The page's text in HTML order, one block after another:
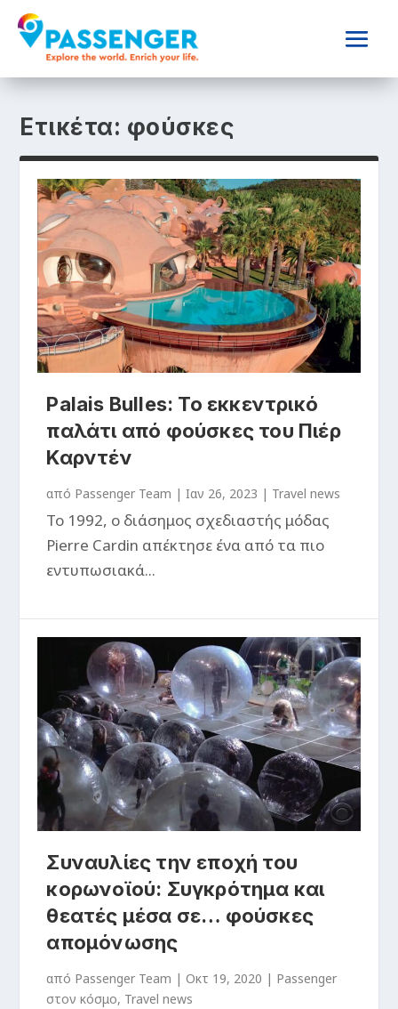
Ετικέτα: φούσκες
Palais Bulles: Το εκκεντρικό
παλάτι από φούσκες του Πιέρ
Καρντέν
από Passenger Team |Ιαν 26, 2023 | Travel news
Το 1992, o διάσημος σχεδιαστής μόδας
Pierre Cardin απέκτησε ένα από τα πιο
εντυπωσιακά...
Συναυλίες την εποχή του
κορωνοϊού: Συγκρότημα και
θεατές μέσα σε… φούσκες
απομόνωσης
από Passenger Team |Οκτ 19, 2020 | Passenger
στον κόσμο, Travel news